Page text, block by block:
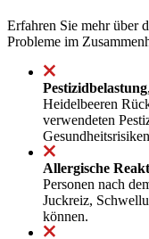
Erfahren Sie mehr über
Probleme im
Pestizidbelastung
Heidelbeeren
verwendeten
Allergische
Personen nach
Juckreiz,
können.